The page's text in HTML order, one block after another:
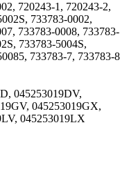
720243-1, 720243-2,
733783-0002,
733783-0008, 733783-
733783-5004S,
733783-7, 733783-8
045253019DV,
045253019GX,
045253019LX